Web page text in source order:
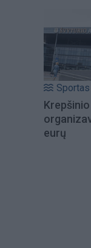
Sportas
eurų